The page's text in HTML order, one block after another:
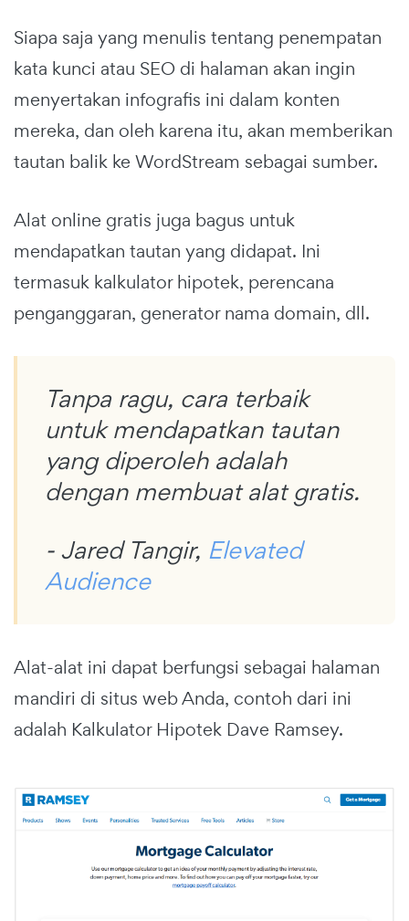
Siapa saja yang menulis tentang penempatan
kata kunci atau SEO di halaman akan ingin
menyertakan infografis ini dalam konten
mereka, dan oleh karena itu, akan memberikan
tautan balik ke WordStream sebagai sumber.
Alat online gratis juga bagus untuk
mendapatkan tautan yang didapat. Ini
termasuk kalkulator hipotek, perencana
penganggaran, generator nama domain, dll.
Tanpa ragu, cara terbaik
untuk mendapatkan tautan
yang diperoleh adalah
dengan membuat alat gratis.
- Jared Tangir, Elevated
Audience
Alat-alat ini dapat berfungsi sebagai halaman
mandiri di situs web Anda, contoh dari ini
adalah Kalkulator Hipotek Dave Ramsey.